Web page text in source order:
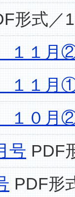
形式／
１１月
１１月
１０月
号 PDF
PDF形